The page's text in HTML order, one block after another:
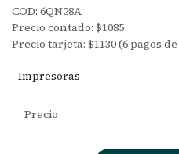
COD: 6QN28A
Precio contado: $1085
Precio tarjeta: $1130 (6 pagos de
Impresoras
Precio